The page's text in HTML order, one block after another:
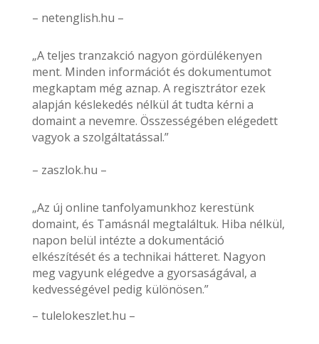
– netenglish.hu –
„A teljes tranzakció nagyon gördülékenyen
ment. Minden információt és dokumentumot
megkaptam még aznap. A regisztrátor ezek
alapján késlekedés nélkül át tudta kérni a
domaint a nevemre. Összességében elégedett
vagyok a szolgáltatással.”
– zaszlok.hu –
„Az új online tanfolyamunkhoz kerestünk
domaint, és Tamásnál megtaláltuk. Hiba nélkül,
napon belül intézte a dokumentáció
elkészítését és a technikai hátteret. Nagyon
meg vagyunk elégedve a gyorsaságával, a
kedvességével pedig különösen.”
– tulelokeszlet.hu –